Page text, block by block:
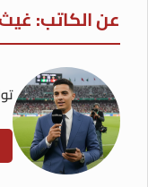
عن الكاتب: غيث